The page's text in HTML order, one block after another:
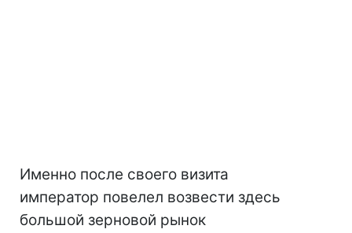
Именно после своего визита
император повелел возвести здесь
большой зерновой рынок